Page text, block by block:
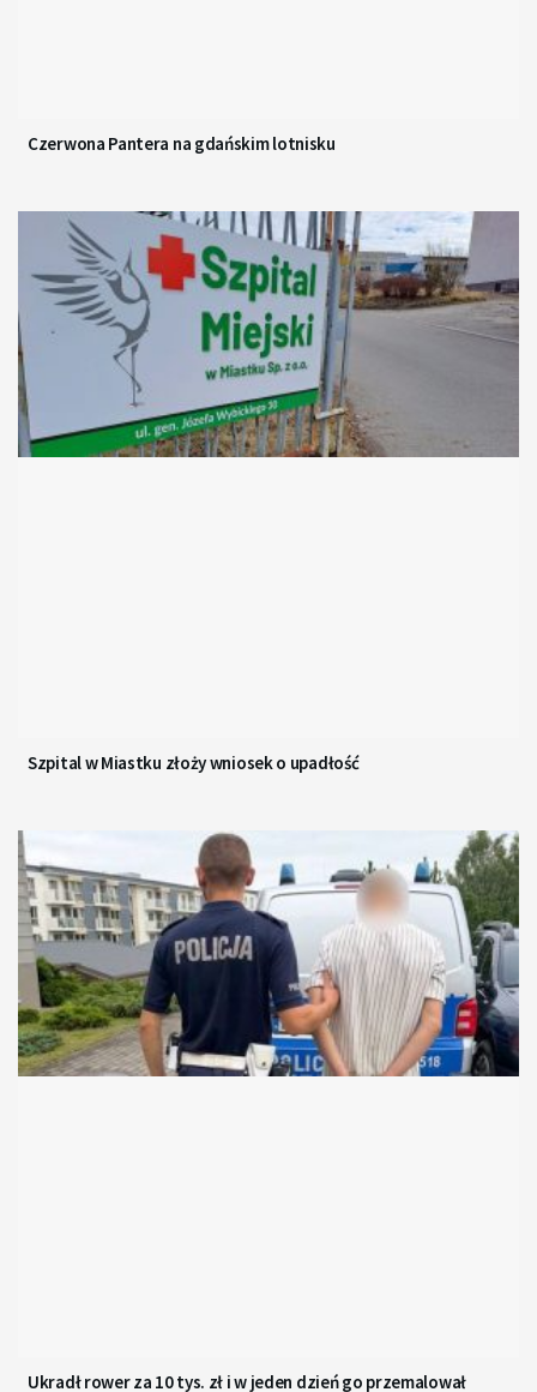
Czerwona Pantera na gdańskim lotnisku
Szpital w Miastku złoży wniosek o upadłość
Ukradł rower za 10 tys. zł i w jeden dzień go przemalował